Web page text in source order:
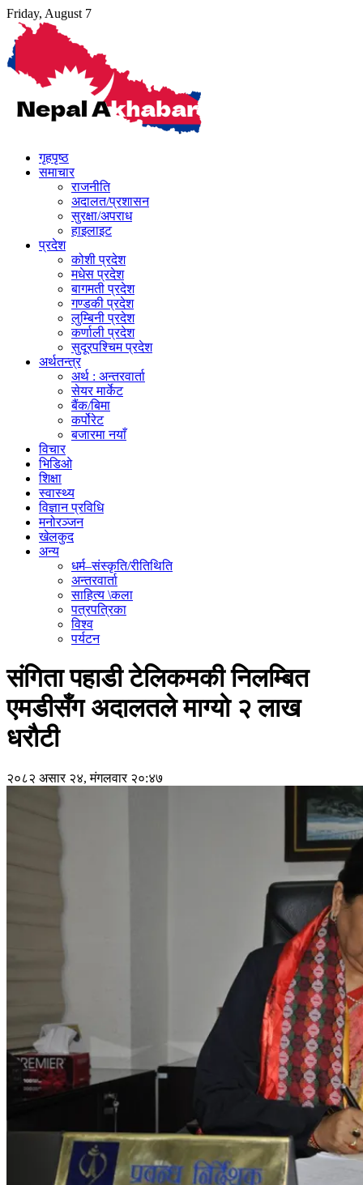
Skip
content
Friday, August 7
गृहपृष्ठ
समाचार
राजनीति
अदालत/प्रशासन
सुरक्षा/अपराध
हाइलाइट
प्रदेश
कोशी प्रदेश
मधेस प्रदेश
बागमती प्रदेश
गण्डकी प्रदेश
लुम्बिनी प्रदेश
कर्णाली प्रदेश
सुदूरपश्चिम प्रदेश
अर्थतन्त्र
अर्थ : अन्तरवार्ता
सेयर मार्केट
बैंक/बिमा
कर्पोरेट
बजारमा नयाँ
विचार
भिडिओ
शिक्षा
स्वास्थ्य
विज्ञान प्रविधि
मनोरञ्जन
खेलकुद
अन्य
धर्म–संस्कृति/रीतिथिति
अन्तरवार्ता
साहित्य \कला
पत्रपत्रिका
विश्व
पर्यटन
संगिता पहाडी टेलिकमकी निलम्बित
एमडीसँग अदालतले माग्यो २ लाख
धरौटी
२०८२ असार २४, मंगलवार २०:४७